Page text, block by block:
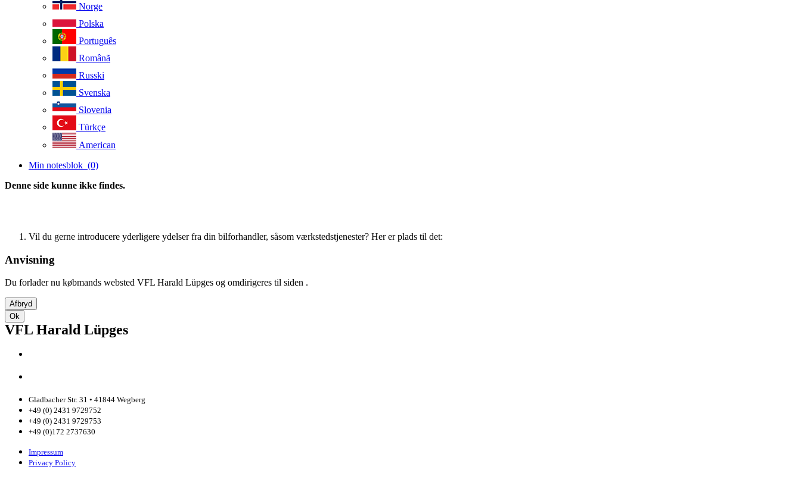
Norge
Polska
Português
Românã
Russki
Svenska
Slovenia
Türkçe
American
Min notesblok (0)
Denne side kunne ikke findes.
Vil du gerne introducere yderligere ydelser fra din bilforhandler, såsom værkstedstjenester? Her er plads til det:
Anvisning
Du forlader nu købmands websted VFL Harald Lüpges og omdirigeres til siden .
Afbryd
Ok
VFL Harald Lüpges
Gladbacher Str. 31 • 41844 Wegberg
+49 (0) 2431 9729752
+49 (0) 2431 9729753
+49 (0)172 2737630
Impressum
Privacy Policy